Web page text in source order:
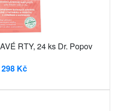
RTY, 24 ks Dr. Popov
298 Kč